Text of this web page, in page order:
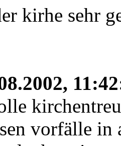
kirhe sehr
vorfälle in